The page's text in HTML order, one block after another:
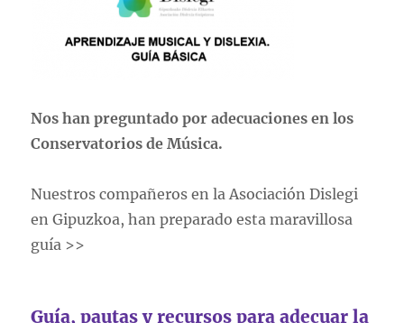
Nos han preguntado por adecuaciones en los
Conservatorios de Música.
Nuestros compañeros en la Asociación Dislegi
en Gipuzkoa, han preparado esta maravillosa
guía >>
Guía, pautas y recursos para adecuar la